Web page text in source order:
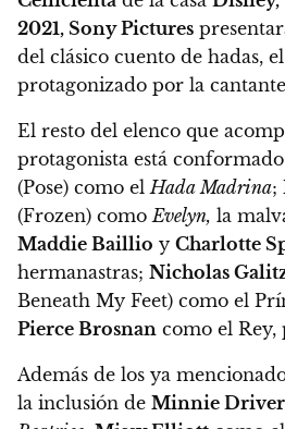
2021, Sony Pictures
del clásico cuento de hadas,
protagonizado por la cantante
El resto del elenco que
protagonista está
(Pose) como elHada Madrina;
(Frozen) comoEvelyn, la
Maddie Baillio y Charlotte
hermanastras; Nicholas
Beneath My Feet) como el
Pierce Brosnan como el Rey,
Además de los ya
la inclusión de Minnie Driver